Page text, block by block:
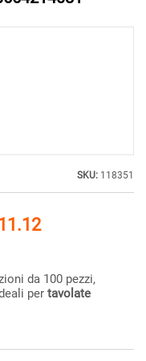
SKU: 118351
da 100 pezzi,
per tavolate